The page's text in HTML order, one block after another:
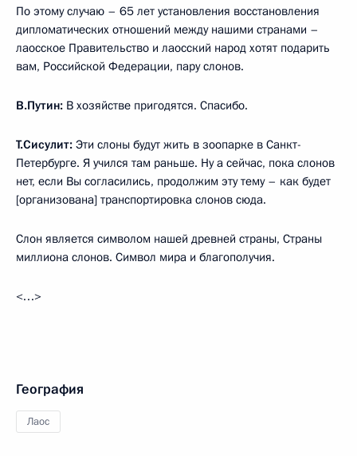
По этому случаю – 65 лет установления восстановления
дипломатических отношений между нашими странами –
лаосское Правительство и лаосский народ хотят подарить
вам, Российской Федерации, пару слонов.
В.Путин: В хозяйстве пригодятся. Спасибо.
Т.Сисулит: Эти слоны будут жить в зоопарке в Санкт-
Петербурге. Я учился там раньше. Ну а сейчас, пока слонов
нет, если Вы согласились, продолжим эту тему – как будет
[организована] транспортировка слонов сюда.
Слон является символом нашей древней страны, Страны
миллиона слонов. Символ мира и благополучия.
<…>
География
Лаос